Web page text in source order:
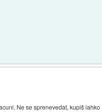
Ne se sprenevedat, kupiš lahko